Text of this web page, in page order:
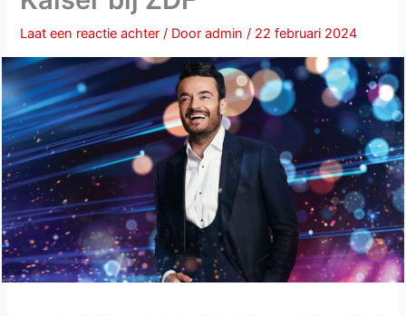
Laat een reactie achter / Dooradmin/ 22 februari 2024